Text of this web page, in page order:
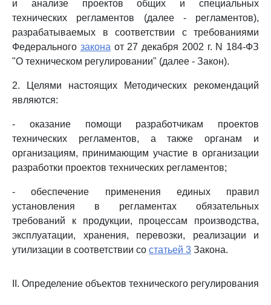
и анализе проектов общих и специальных
технических регламентов (далее - регламентов),
разрабатываемых в соответствии с требованиями
Федерального закона от 27 декабря 2002 г. N 184-ФЗ
"О техническом регулировании" (далее - Закон).
2. Целями настоящих Методических рекомендаций
являются:
- оказание помощи разработчикам проектов
технических регламентов, а также органам и
организациям, принимающим участие в организации
разработки проектов технических регламентов;
- обеспечение применения единых правил
установления в регламентах обязательных
требований к продукции, процессам производства,
эксплуатации, хранения, перевозки, реализации и
утилизации в соответствии со статьей 3 Закона.
II. Определение объектов технического регулирования